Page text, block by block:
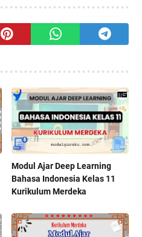
Modul Ajar Deep Learning
Bahasa Indonesia Kelas 11
Kurikulum Merdeka